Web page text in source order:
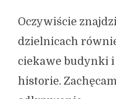
Oczywiście
dzielnicach
ciekawe budynki
historie.